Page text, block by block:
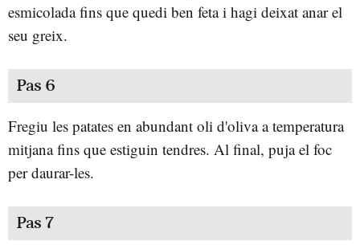
esmicolada fins que quedi ben feta i hagi deixat anar el
seu greix.
Pas 6
Fregiu les patates en abundant oli d'oliva a temperatura
mitjana fins que estiguin tendres. Al final, puja el foc
per daurar-les.
Pas 7